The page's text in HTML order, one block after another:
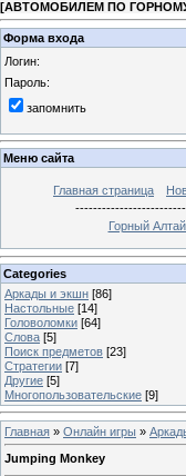
[АВТОМОБИЛЕМ ПО
Форма входа
Логин:
Пароль:
запомнить
Меню сайта
Главная страница
Горный
Categories
Аркады и экшн [86]
Настольные [14]
Головоломки [64]
Слова [5]
Поиск предметов [23]
Стратегии [7]
Другие [5]
Многопользовательские [9]
Главная » Онлайн игры »
Jumping Monkey